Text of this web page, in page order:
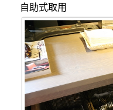
自助式取用